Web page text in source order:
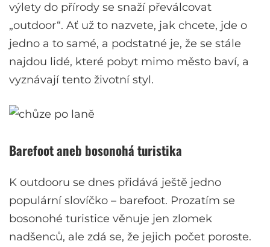
výlety do přírody se snaží převálcovat
„outdoor“. Ať už to nazvete, jak chcete, jde o
jedno a to samé, a podstatné je, že se stále
najdou lidé, které pobyt mimo město baví, a
vyznávají tento životní styl.
Barefoot aneb bosonohá turistika
K outdooru se dnes přidává ještě jedno
populární slovíčko – barefoot. Prozatím se
bosonohé turistice věnuje jen zlomek
nadšenců, ale zdá se, že jejich počet poroste.